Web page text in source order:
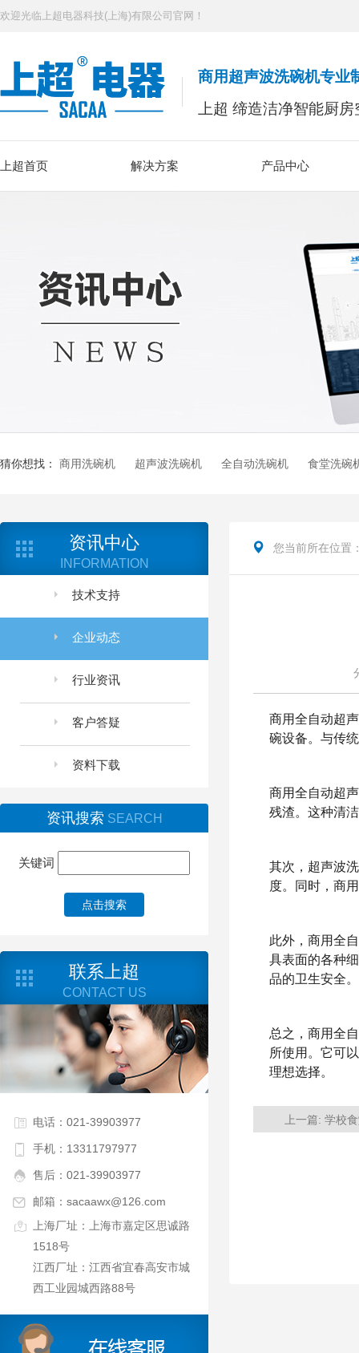
欢迎光临上超电器科技(上海)有限公司官网！
商用超声波洗碗机专业
上超 缔造洁净智能厨房
上超首页 解决方案 产品中心
猜你想找： 商用洗碗机 超声波洗碗机 全自动洗碗机 食堂洗碗
资讯中心
INFORMATION
技术支持
企业动态
行业资讯
客户答疑
资料下载
资讯搜索 SEARCH
关键词
点击搜索
联系上超
CONTACT US
电话：021-39903977
手机：13311797977
售后：021-39903977
邮箱：sacaawx@126.com
上海厂址：上海市嘉定区思诚路
1518号
江西厂址：江西省宜春高安市城
西工业园城西路88号
您当前所在位置
商用全自动超
碗设备。与传
商用全自动超
残渣。这种清
其次，超声波
度。同时，商
此外，商用全
具表面的各种
品的卫生安全。
总之，商用全
所使用。它可
理想选择。
上一篇: 学校